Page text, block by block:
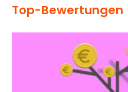
Top-Bewertungen